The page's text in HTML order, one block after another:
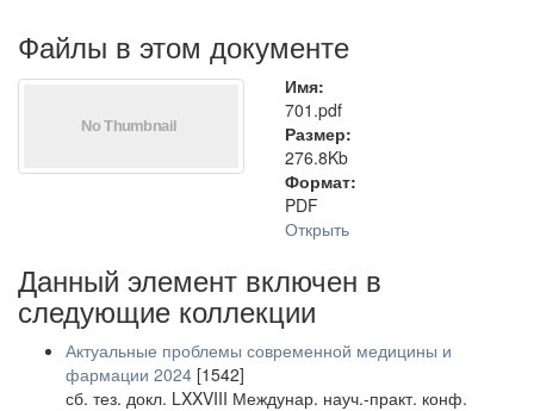
Файлы в этом документе
Имя:
701.pdf
Размер:
276.8Kb
Формат:
PDF
Открыть
Данный элемент включен в
следующие коллекции
Актуальные проблемы современной медицины и
фармации 2024 [1542]
сб. тез. докл. LXXVIII Междунар. науч.-практ. конф.